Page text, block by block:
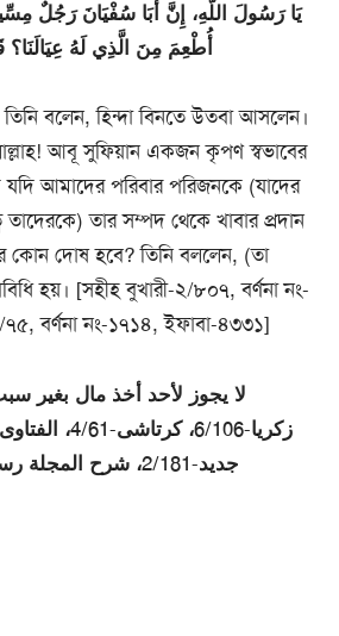
يَا رَسُولَ اللَّهِ، إِنَّ أَبَا سُفْيَانَ رَجُلٌ
أُطْعِمَ مِنَ الَّذِي لَهُ عِيَالَنَا؟
বলেন, হিন্দা বিনতে উতবা আসলেন।
আবূ সুফিয়ান একজন কৃপণ স্বভাবের
আমাদের পরিবার পরিজনকে (যাদের
তার সম্পদ থেকে খাবার প্রদান
কোন দোষ হবে? তিনি বললেন, (তা
হয়। [সহীহ বুখারী-২/৮০৭, বর্ণনা নং-
বর্ণনা নং-১৭১৪, ইফাবা-৪৩৩১]
لا يجوز لأحد أخذ مال بغير
جديد-2/181، شرح المجلة رستم باز-1/62، رقم-97)